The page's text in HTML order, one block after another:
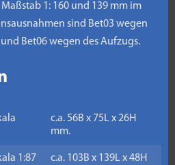
1: 160 und 139 mm im
sind Bet03 wegen
Bet06 wegen des Aufzugs.
c.a. 56B x 75L x 26H
mm.
1:87
c.a. 103B x 139L x 48H